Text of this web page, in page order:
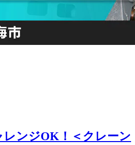
レンジOK！＜クレーン